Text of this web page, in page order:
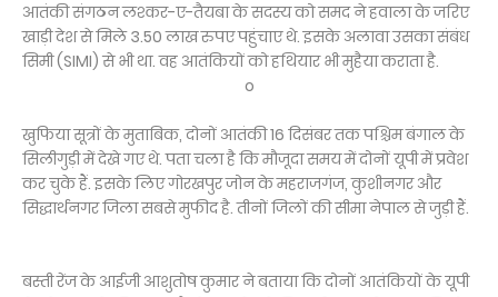
आतंकी संगठन लश्कर-ए-तैयबा के सदस्य को समद ने हवाला के जरिए
खाड़ी देश से मिले 3.50 लाख रुपए पहुंचाए थे. इसके अलावा उसका संबंध
सिमी (SIMI) से भी था. वह आतंकियों को हथियार भी मुहैया कराता है.
o
खुफिया सूत्रों के मुताबिक, दोनों आतंकी 16 दिसंबर तक पश्चिम बंगाल के
सिलीगुड़ी में देखे गए थे. पता चला है कि मौजूदा समय में दोनों यूपी में प्रवेश
कर चुके हैं. इसके लिए गोरखपुर जोन के महराजगंज, कुशीनगर और
सिद्धार्थनगर जिला सबसे मुफीद है. तीनों जिलों की सीमा नेपाल से जुड़ी हैं.
बस्ती रेंज के आईजी आशुतोष कुमार ने बताया कि दोनों आतंकियों के यूपी